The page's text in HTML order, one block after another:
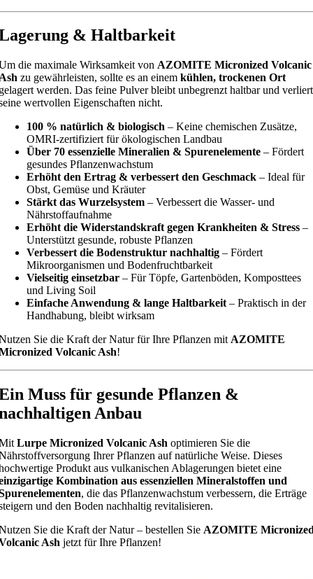
& Haltbarkeit
die maximale Wirksamkeit von AZOMITE Micronized Volcanic
zu gewährleisten, sollte es an einem kühlen, trockenen Ort
werden. Das feine Pulver bleibt unbegrenzt haltbar und verliert
wertvollen Eigenschaften nicht.
100 % natürlich & biologisch – Keine chemischen Zusätze,
OMRI-zertifiziert für ökologischen Landbau
Über 70 essenzielle Mineralien & Spurenelemente – Fördert
gesundes Pflanzenwachstum
Erhöht den Ertrag & verbessert den Geschmack – Ideal für
Obst, Gemüse und Kräuter
Stärkt das Wurzelsystem – Verbessert die Wasser- und
Nährstoffaufnahme
Erhöht die Widerstandskraft gegen Krankheiten & Stress –
Unterstützt gesunde, robuste Pflanzen
Verbessert die Bodenstruktur nachhaltig – Fördert
Mikroorganismen und Bodenfruchtbarkeit
Vielseitig einsetzbar – Für Töpfe, Gartenböden, Komposttees
und Living Soil
Einfache Anwendung & lange Haltbarkeit – Praktisch in der
Handhabung, bleibt wirksam
Sie die Kraft der Natur für Ihre Pflanzen mit AZOMITE
Volcanic Ash!
Muss für gesunde Pflanzen &
Anbau
Lurpe Micronized Volcanic Ash optimieren Sie die
Ihrer Pflanzen auf natürliche Weise. Dieses
Produkt aus vulkanischen Ablagerungen bietet eine
Kombination aus essenziellen Mineralstoffen und
, die das Pflanzenwachstum verbessern, die Erträge
und den Boden nachhaltig revitalisieren.
Sie die Kraft der Natur – bestellen Sie AZOMITE
Ash jetzt für Ihre Pflanzen!